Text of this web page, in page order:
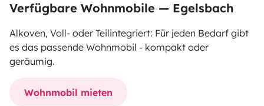
Verfügbare Wohnmobile — Egelsbach
Alkoven, Voll- oder Teilintegriert: Für jeden Bedarf gibt
es das passende Wohnmobil - kompakt oder
geräumig.
Wohnmobil mieten